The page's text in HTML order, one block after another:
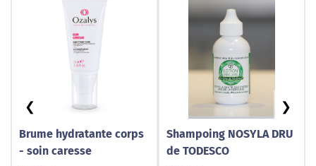
Brume hydratante corps
- soin caresse
Shampoing NOSYLA DRU
de TODESCO
❮ ❯